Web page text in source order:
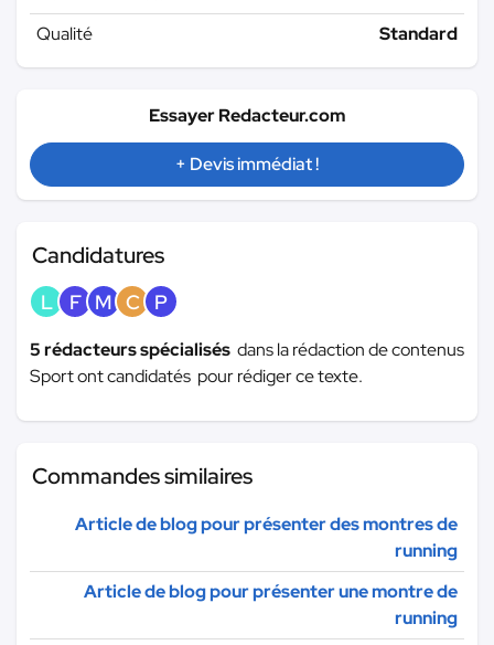
Qualité
Standard
Essayer Redacteur.com
+ Devis immédiat !
Candidatures
L F M C P
5 rédacteurs spécialisés dans la rédaction de contenus
Sport ont candidatés pour rédiger ce texte.
Commandes similaires
Article de blog pour présenter des montres de
running
Article de blog pour présenter une montre de
running